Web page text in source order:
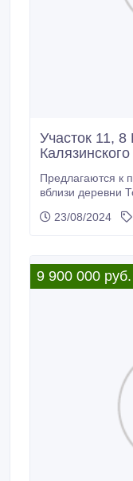
Участок 11, 8
Предлагаются к
вблизи деревни
области общей
назначения. Вид
для
в аренду или
23/08/2024
9 900 000 руб.